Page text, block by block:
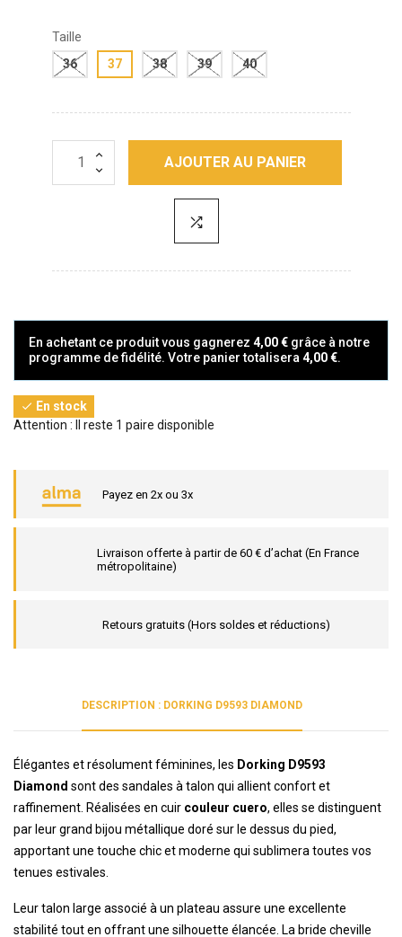
Taille
36
37 38 39 40
AJOUTER AU PANIER
En achetant ce produit vous gagnerez 4,00 € grâce à notre
programme de fidélité. Votre panier totalisera 4,00 €.
 En stock
Attention : Il reste 1 paire disponible
Payez en 2x ou 3x
Livraison offerte à partir de 60 € d’achat (En France
métropolitaine)
Retours gratuits (Hors soldes et réductions)
DESCRIPTION : DORKING D9593 DIAMOND
Élégantes et résolument féminines, les Dorking D9593
Diamond sont des sandales à talon qui allient confort et
raffinement. Réalisées en cuir couleur cuero, elles se distinguent
par leur grand bijou métallique doré sur le dessus du pied,
apportant une touche chic et moderne qui sublimera toutes vos
tenues estivales.
Leur talon large associé à un plateau assure une excellente
stabilité tout en offrant une silhouette élancée. La bride cheville